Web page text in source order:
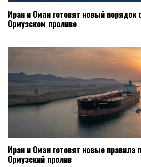
Иран и Оман готовят новый порядок
Ормузском проливе
Иран и Оман готовят новые правила
Ормузский пролив